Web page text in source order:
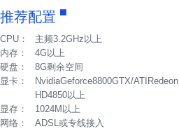
推荐配置
CPU：
主频3.2GHz以上
内存：
4G以上
硬盘：
8G剩余空间
显卡：
NvidiaGeforce8800GTX/ATIRedeon
HD4850以上
显存：
1024M以上
网络：
ADSL或专线接入